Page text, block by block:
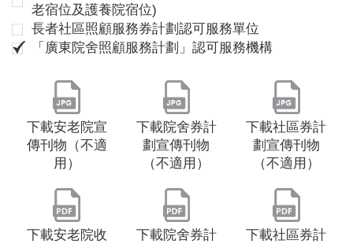
老宿位及護養院宿位)
長者社區照顧服務券計劃認可服務單位
「廣東院舍照顧服務計劃」認可服務機構
下載安老院宣
傳刊物（不適
用）
下載院舍券計
劃宣傳刊物
（不適用）
下載社區券計
劃宣傳刊物
（不適用）
下載安老院收
下載院舍券計
下載社區券計